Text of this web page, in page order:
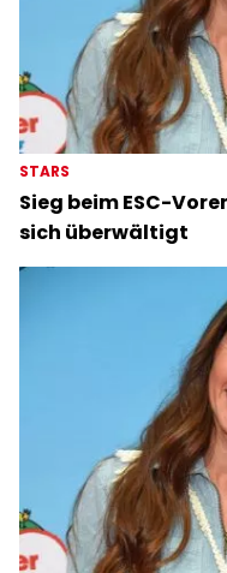
STARS
Sieg beim ESC-
sich überwältigt